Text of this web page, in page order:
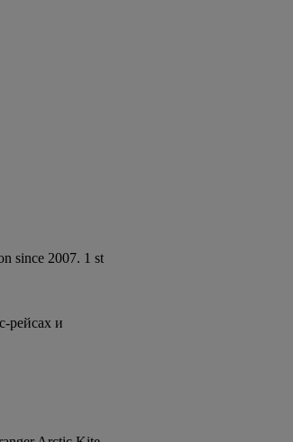
since 2007. 1 st
рейсах и